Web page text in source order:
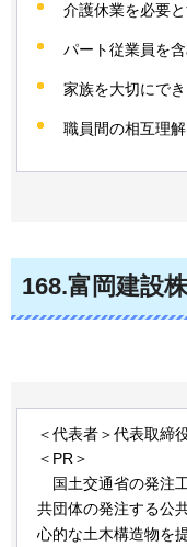
介護休業を必要
パート従業員を
家族を大切にで
職員間の相互理
168.富岡建設
＜代表者＞代表取締
＜PR＞
国土交通省の発注
共団体の発注する公
心的な土木構造物を